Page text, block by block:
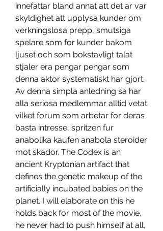
innefattar bland annat att det ar var
skyldighet att upplysa kunder om
verkningslosa prepp, smutsiga
spelare som for kunder bakom
ljuset och som bokstavligt talat
stjaler era pengar pengar som
denna aktor systematiskt har gjort.
Av denna simpla anledning sa har
alla seriosa medlemmar alltid vetat
vilket forum som arbetar for deras
basta intresse, spritzen fur
anabolika kaufen anabola steroider
mot skador. The Codex is an
ancient Kryptonian artifact that
defines the genetic makeup of the
artificially incubated babies on the
planet. I will elaborate on this he
holds back for most of the movie,
he never had to push himself at all,